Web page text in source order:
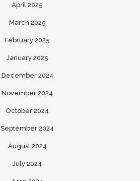
April 2025
March 2025
February 2025
January 2025
December 2024
November 2024
October 2024
September 2024
August 2024
July 2024